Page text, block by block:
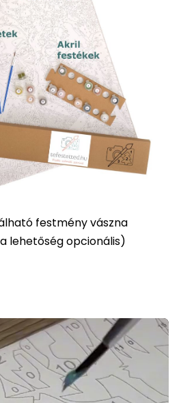
festmény vászna
lehetőség opcionális)